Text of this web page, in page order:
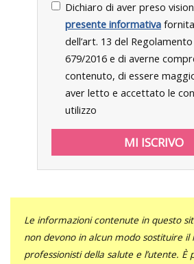
Dichiaro di aver preso
presente informativa
dell’art. 13 del
679/2016 e di averne
contenuto, di essere
aver letto e accettato le
utilizzo
Le informazioni contenute in questo
non devono in alcun modo sostituire
professionisti della salute e l’utente.